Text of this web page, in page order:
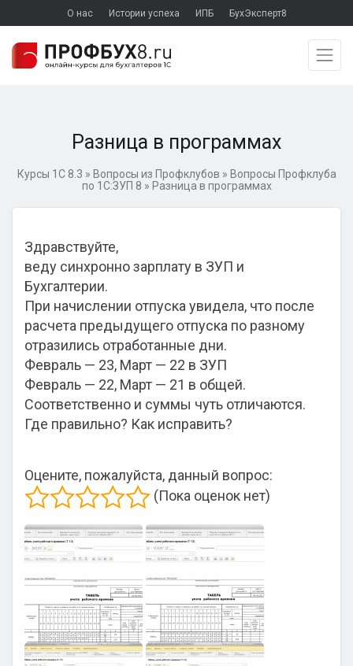
О нас Истории успеха ИПБ БухЭксперт8
Разница в программах
Курсы 1С 8.3 » Вопросы из Профклубов » Вопросы Профклуба
по 1С:ЗУП 8 » Разница в программах
Здравствуйте,
веду синхронно зарплату в ЗУП и
Бухгалтерии.
При начислении отпуска увидела, что после
расчета предыдущего отпуска по разному
отразились отработанные дни.
Февраль — 23, Март — 22 в ЗУП
Февраль — 22, Март — 21 в общей.
Соответственно и суммы чуть отличаются.
Где правильно? Как исправить?
Оцените, пожалуйста, данный вопрос:
(Пока оценок нет)